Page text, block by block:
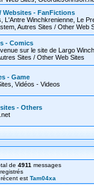
Websites - FanFictions
L'Antre Winchkrenienne, Le
Autres Sites / Other Web
- Comics
sur le site de Largo
Sites / Other Web Sites
- Game
Vidéos - Videos
- Others
de 4911 messages
est Tam04xa